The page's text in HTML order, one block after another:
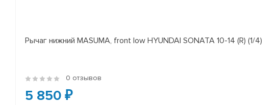
Рычаг нижний MASUMA, front low HYUNDAI SONATA 10-14 (R) (1/4)
0 отзывов
5 850 ₽